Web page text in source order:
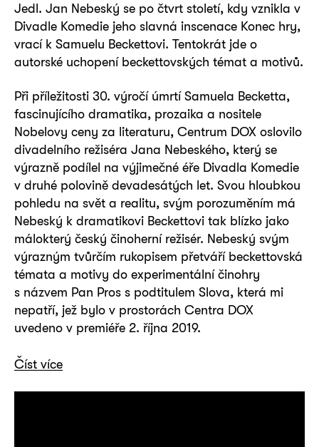
Jedl. Jan Nebeský se po čtvrt století, kdy vznikla v
Divadle Komedie jeho slavná inscenace Konec hry,
vrací k Samuelu Beckettovi. Tentokrát jde o
autorské uchopení beckettovských témat a motivů.
Při příležitosti 30. výročí úmrtí Samuela Becketta,
fascinujícího dramatika, prozaika a nositele
Nobelovy ceny za literaturu, Centrum DOX oslovilo
divadelního režiséra Jana Nebeského, který se
výrazně podílel na výjimečné éře Divadla Komedie
v druhé polovině devadesátých let. Svou hloubkou
pohledu na svět a realitu, svým porozuměním má
Nebeský k dramatikovi Beckettovi tak blízko jako
málokterý český činoherní režisér. Nebeský svým
výrazným tvůrčím rukopisem přetváří beckettovská
témata a motivy do experimentální činohry
s názvem Pan Pros s podtitulem Slova, která mi
nepatří, jež bylo v prostorách Centra DOX
uvedeno v premiéře 2. října 2019.
Číst více